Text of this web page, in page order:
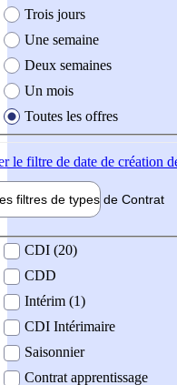
Trois jours
Une semaine
Deux semaines
Un mois
Toutes les offres
le filtre de date de création
filtres de types de Contrat
contrat
CDI (20)
CDD
Intérim (1)
CDI Intérimaire
Saisonnier
Contrat apprentissage